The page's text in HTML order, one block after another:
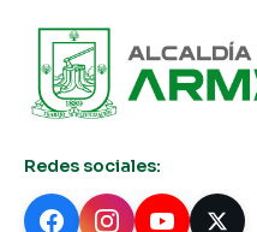
Redes sociales: